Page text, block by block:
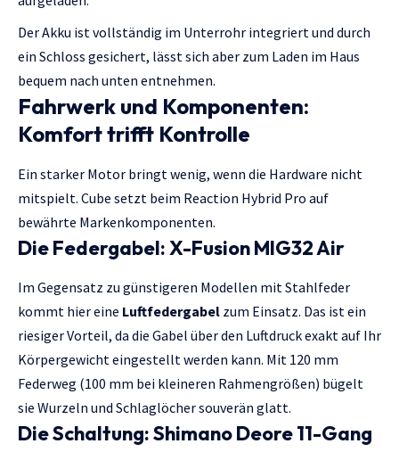
Der Akku ist vollständig im Unterrohr integriert und durch
ein Schloss gesichert, lässt sich aber zum Laden im Haus
bequem nach unten entnehmen.
Fahrwerk und Komponenten:
Komfort trifft Kontrolle
Ein starker Motor bringt wenig, wenn die Hardware nicht
mitspielt. Cube setzt beim Reaction Hybrid Pro auf
bewährte Markenkomponenten.
Die Federgabel: X-Fusion MIG32 Air
Im Gegensatz zu günstigeren Modellen mit Stahlfeder
kommt hier eine Luftfedergabel zum Einsatz. Das ist ein
riesiger Vorteil, da die Gabel über den Luftdruck exakt auf Ihr
Körpergewicht eingestellt werden kann. Mit 120 mm
Federweg (100 mm bei kleineren Rahmengrößen) bügelt
sie Wurzeln und Schlaglöcher souverän glatt.
Die Schaltung: Shimano Deore 11-Gang